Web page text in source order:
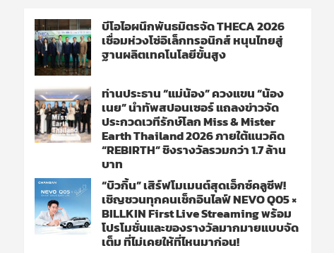
บีโอไอผนึกพันธมิตรจัด THECA 2026
เชื่อมห่วงโซ่อิเล็กทรอนิกส์ หนุนไทยสู่
ฐานผลิตเทคโนโลยีขั้นสูง
ท่านประธาน “แม่น้อง” ควงแขน “น้อง
เนย” นำทัพสปอนเซอร์ แถลงข่าวจัด
ประกวดเวทีรักษ์โลก Miss & Mister
Earth Thailand 2026 ภายใต้แนวคิด
“REBIRTH” ชิงรางวัลรวมกว่า 1.7 ล้าน
บาท
“บิวกิ้น” เสิร์ฟโมเมนต์สุดเอ็กซ์คลูซีฟ!
เชิญชวนทุกคนเช็กอินไลฟ์ NEVO Q05 ×
BILLKIN First Live Streaming พร้อม
โปรโมชั่นและของรางวัลมากมายแบบจัด
เต็ม ที่ไม่เคยให้ที่ไหนมาก่อน!